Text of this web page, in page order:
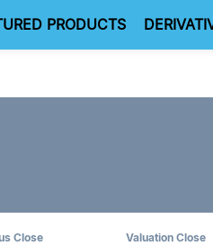
PRODUCTS
Close Valuation Close